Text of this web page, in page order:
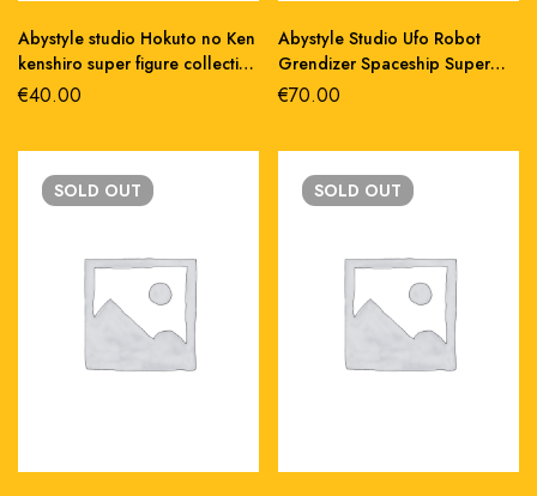
Abystyle studio Hokuto no Ken
kenshiro super figure collection
1/10 pvc statue 20 cm
€40.00
Abystyle Studio Ufo Robot
Grendizer Spaceship Super
Figure Collection 1/10 Statue
€70.00
SOLD OUT SOLD OUT